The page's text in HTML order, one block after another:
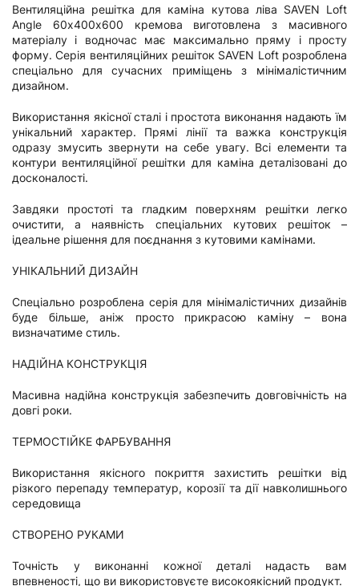
Вентиляційна решітка для каміна кутова ліва SAVEN Loft
Angle 60х400х600 кремова виготовлена з масивного
матеріалу і водночас має максимально пряму і просту
форму. Серія вентиляційних решіток SAVEN Loft розроблена
спеціально для сучасних приміщень з мінімалістичним
дизайном.
Використання якісної сталі і простота виконання надають їм
унікальний характер. Прямі лінії та важка конструкція
одразу змусить звернути на себе увагу. Всі елементи та
контури вентиляційної решітки для каміна деталізовані до
досконалості.
Завдяки простоті та гладким поверхням решітки легко
очистити, а наявність спеціальних кутових решіток –
ідеальне рішення для поєднання з кутовими камінами.
УНІКАЛЬНИЙ ДИЗАЙН
Спеціально розроблена серія для мінімалістичних дизайнів
буде більше, аніж просто прикрасою каміну – вона
визначатиме стиль.
НАДІЙНА КОНСТРУКЦІЯ
Масивна надійна конструкція забезпечить довговічність на
довгі роки.
ТЕРМОСТІЙКЕ ФАРБУВАННЯ
Використання якісного покриття захистить решітки від
різкого перепаду температур, корозії та дії навколишнього
середовища
СТВОРЕНО РУКАМИ
Точність у виконанні кожної деталі надасть вам
впевненості, що ви використовуєте високоякісний продукт.